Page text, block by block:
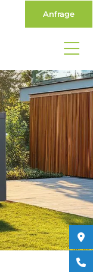
Anfrage